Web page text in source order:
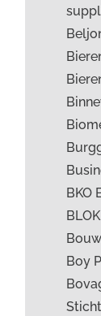
BKO
Boy